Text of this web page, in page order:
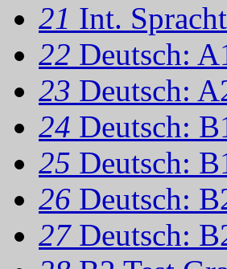
21 Int.
22 Deutsch:
23 Deutsch:
24 Deutsch:
25 Deutsch:
26 Deutsch:
27 Deutsch: